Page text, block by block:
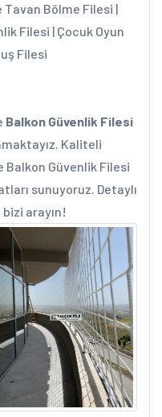
Tavan Bölme Filesi |
Filesi | Çocuk Oyun
Filesi
Balkon Güvenlik Filesi
Kaliteli
Güvenlik Filesi
sunuyoruz. Detaylı
arayın!